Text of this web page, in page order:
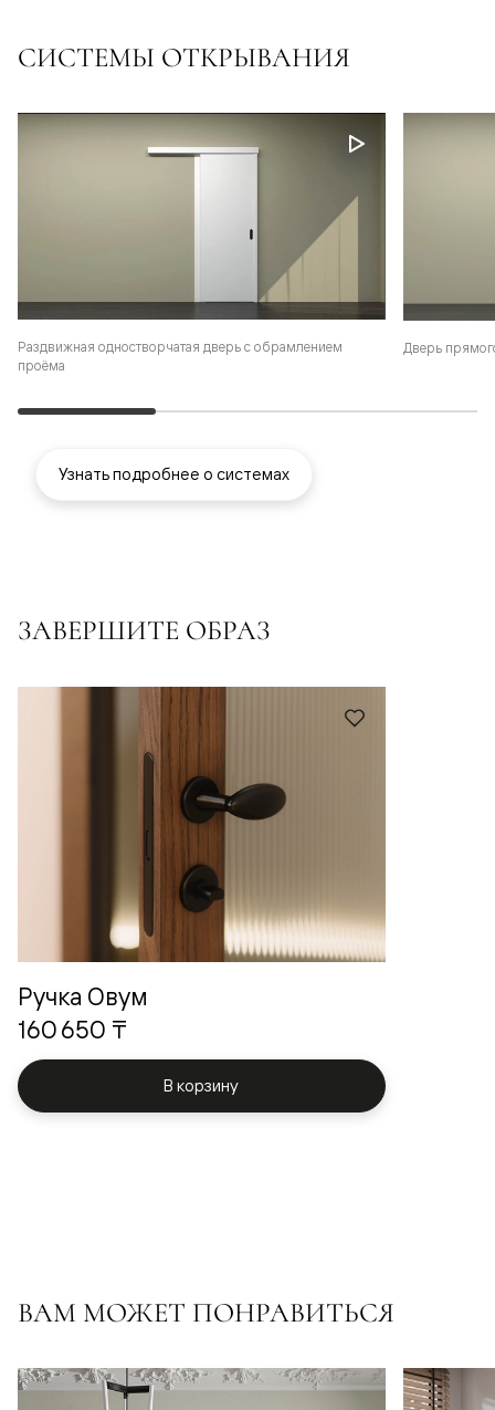
СИСТЕМЫ ОТКРЫВАНИЯ
Раздвижная одностворчатая дверь с обрамлением
проёма
Дверь
Узнать подробнее о системах
ЗАВЕРШИТЕ ОБРАЗ
Ручка Овум
160 650 ₸
В корзину
ВАМ МОЖЕТ ПОНРАВИТЬСЯ